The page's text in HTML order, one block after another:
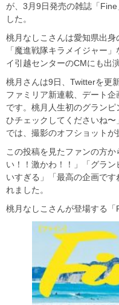
が、3月9日発売の雑誌「
した。
桃月なしこさんは愛知県出
「魔進戦隊キラメイジャー
イ引越センターのCMにも出
桃月さんは9日、Twitterを更
ファミリア新連載、デート
です。桃月人生初のグラン
ひチェックしてくださいね
では、撮影のオフショットが
この投稿を見たファンの方
い！！激かわ！！」「グラ
いすぎる」「最高の企画で
れました。
桃月なしこさんが登場する「